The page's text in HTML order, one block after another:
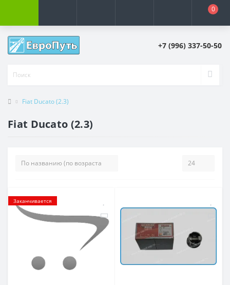
0
+7 (996) 337-50-50
Fiat Ducato (2.3)
Fiat Ducato (2.3)
Заканчивается